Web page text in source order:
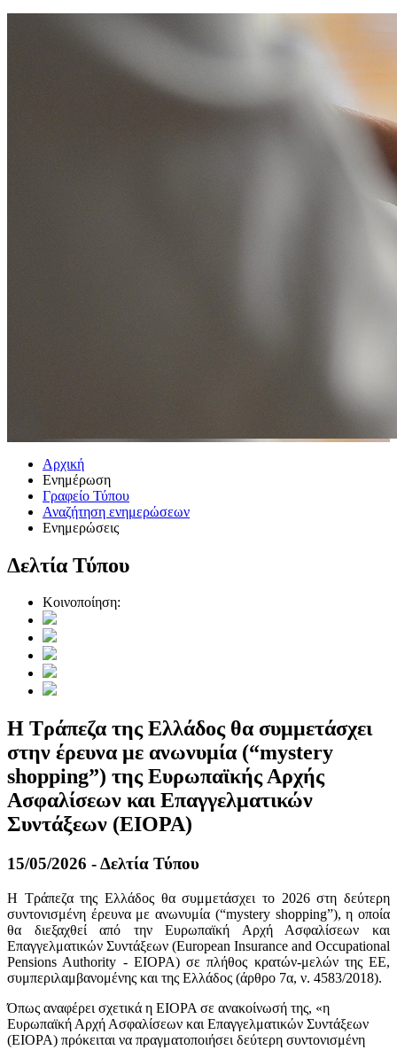
Αρχική
Ενημέρωση
Γραφείο Τύπου
Αναζήτηση ενημερώσεων
Ενημερώσεις
Δελτία Τύπου
Κοινοποίηση:
Η Τράπεζα της Ελλάδος θα συμμετάσχει
στην έρευνα με ανωνυμία (“mystery
shopping”) της Ευρωπαϊκής Αρχής
Ασφαλίσεων και Επαγγελματικών
Συντάξεων (EIOPA)
15/05/2026 - Δελτία Τύπου
Η Τράπεζα της Ελλάδος θα συμμετάσχει το 2026 στη δεύτερη
συντονισμένη έρευνα με ανωνυμία (“mystery shopping”), η οποία
θα διεξαχθεί από την Ευρωπαϊκή Αρχή Ασφαλίσεων και
Επαγγελματικών Συντάξεων (European Insurance and Occupational
Pensions Authority - EIOPA) σε πλήθος κρατών-μελών της ΕΕ,
συμπεριλαμβανομένης και της Ελλάδος (άρθρο 7α, ν. 4583/2018).
Όπως αναφέρει σχετικά η ΕΙΟΡΑ σε ανακοίνωσή της, «η
Ευρωπαϊκή Αρχή Ασφαλίσεων και Επαγγελματικών Συντάξεων
(EIOPA) πρόκειται να πραγματοποιήσει δεύτερη συντονισμένη